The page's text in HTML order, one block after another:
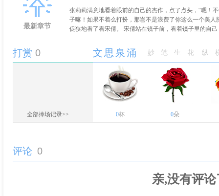
最新章节
张莉莉满意地看着眼前的自己的杰作，点了点头，“嗯！
子嘛！如果不着么打扮，那岂不是浪费了你这么一个美
促狭地看了看宋倩。 宋倩站在镜子前，看着镜子里的自己
打赏 0 文思泉涌 妙笔生花 纵
全部捧场记录>> 0杯 0朵
评论 0
亲,没有评论